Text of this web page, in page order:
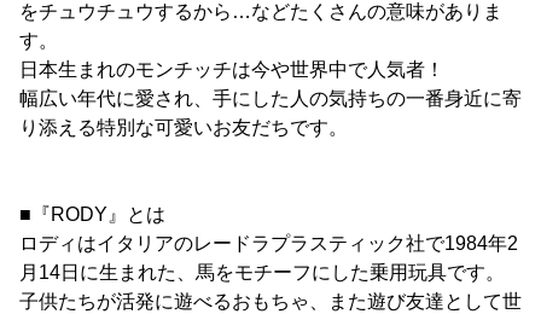
をチュウチュウするから…などたくさんの意味がありま
す。
日本生まれのモンチッチは今や世界中で人気者！
幅広い年代に愛され、手にした人の気持ちの一番身近に寄
り添える特別な可愛いお友だちです。
■『RODY』とは
ロディはイタリアのレードラプラスティック社で1984年2
月14日に生まれた、馬をモチーフにした乗用玩具です。
子供たちが活発に遊べるおもちゃ、また遊び友達として世